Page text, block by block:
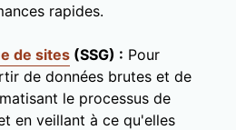
rapides.
de sites (SSG) : Pour
de données brutes et de
le processus de
en veillant à ce qu'elles